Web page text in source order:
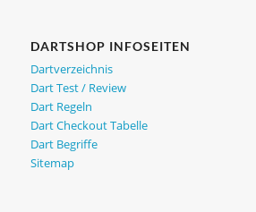
DARTSHOP INFOSEITEN
Dartverzeichnis
Dart Test / Review
Dart Regeln
Dart Checkout Tabelle
Dart Begriffe
Sitemap